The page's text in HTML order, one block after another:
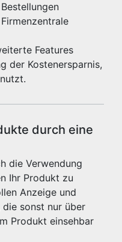
Features
der Kostenersparnis,
durch eine
die Verwendung
Ihr Produkt zu
Anzeige und
sonst nur über
Produkt einsehbar